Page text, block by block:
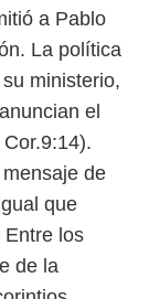
a Pablo
La política
ministerio,
el
de
que
Entre los
de la